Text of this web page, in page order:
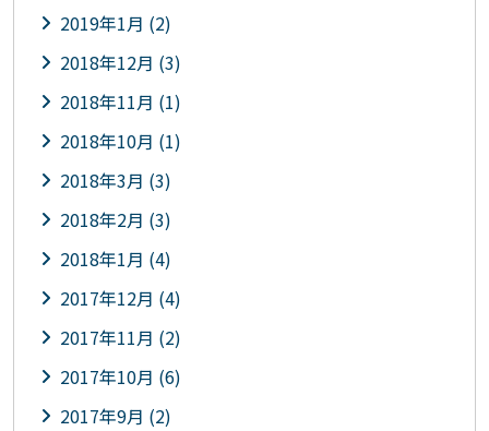
2019年1月 (2)
2018年12月 (3)
2018年11月 (1)
2018年10月 (1)
2018年3月 (3)
2018年2月 (3)
2018年1月 (4)
2017年12月 (4)
2017年11月 (2)
2017年10月 (6)
2017年9月 (2)